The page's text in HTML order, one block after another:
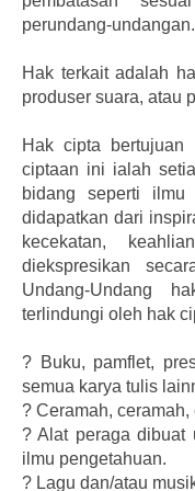
perundang-undangan.
Hak terkait adalah
produser suara, atau
Hak cipta bertujuan
ciptaan ini ialah
bidang seperti ilmu
didapatkan dari
kecekatan,
diekspresikan
Undang-Undang
terlindungi oleh hak
? Buku, pamflet,
semua karya tulis
? Ceramah,
? Alat peraga dibuat
ilmu pengetahuan.
? Lagu dan/atau